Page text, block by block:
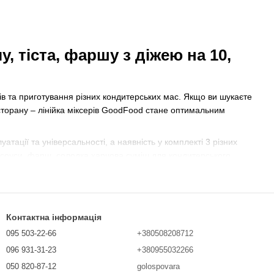
тіста, фаршу з діжею на 10,
приготування різних кондитерських мас. Якщо ви шукаєте
– лінійка міксерів GoodFood стане оптимальним
та універсальності, а наявність у комплекті 3 різних
30 л 40 л
1500 Вт 2000 Вт
Контактна інформація
095 503-22-66
096 931-31-23
050 820-87-12
+380508208712
+380955032266
golospovara